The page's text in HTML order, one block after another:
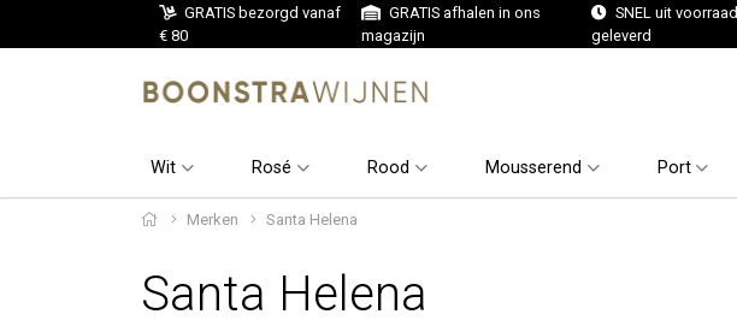
GRATIS bezorgd vanaf
€ 80
GRATIS afhalen in ons
magazijn
SNEL uit voorraad
geleverd
Wit Rosé Rood Mousserend Port
Merken Santa Helena
Santa Helena